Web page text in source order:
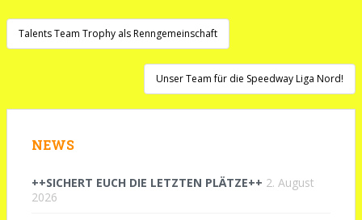
Beitragsnavigation
Talents Team Trophy als Renngemeinschaft
Unser Team für die Speedway Liga Nord!
NEWS
++SICHERT EUCH DIE LETZTEN PLÄTZE++ 2. August
2026